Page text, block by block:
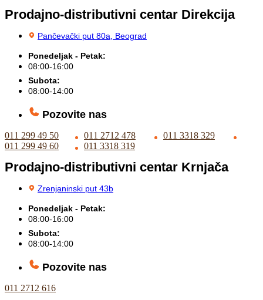
Prodajno-distributivni centar Direkcija
Pančevački put 80a, Beograd
Ponedeljak - Petak:
08:00-16:00
Subota:
08:00-14:00
Pozovite nas
011 299 49 50 011 2712 478
011 3318 329
011 299 49 60
011 3318 319
Prodajno-distributivni centar Krnjača
Zrenjaninski put 43b
Ponedeljak - Petak:
08:00-16:00
Subota:
08:00-14:00
Pozovite nas
011 2712 616